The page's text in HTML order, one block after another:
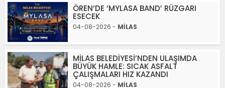
ÖREN’DE ‘MYLASA BAND’ RÜZGARI
ESECEK
04-08-2026 - MİLAS
MİLAS BELEDİYESİ’NDEN ULAŞIMDA
BÜYÜK HAMLE: SICAK ASFALT
ÇALIŞMALARI HIZ KAZANDI
04-08-2026 - MİLAS